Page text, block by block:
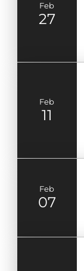
Feb
27
Feb
11
Feb
07